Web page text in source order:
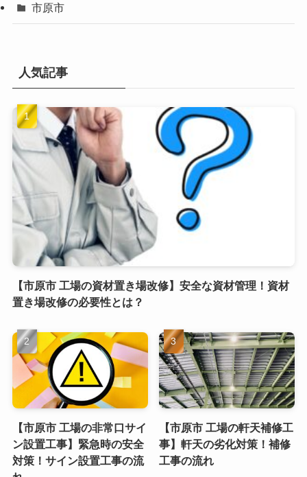
市原市
人気記事
【市原市 工場の資材置き場改修】安全な資材管理！資材
置き場改修の必要性とは？
【市原市 工場の非常口サイ
ン設置工事】緊急時の安全
対策！サイン設置工事の流
【市原市 工場の軒天補修工
事】軒天の劣化対策！補修
工事の流れ